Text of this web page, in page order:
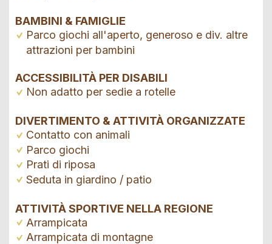
BAMBINI & FAMIGLIE
Parco giochi all'aperto, generoso e div. altre
attrazioni per bambini
ACCESSIBILITÀ PER DISABILI
Non adatto per sedie a rotelle
DIVERTIMENTO & ATTIVITÀ ORGANIZZATE
Contatto con animali
Parco giochi
Prati di riposa
Seduta in giardino / patio
ATTIVITÀ SPORTIVE NELLA REGIONE
Arrampicata
Arrampicata di montagne